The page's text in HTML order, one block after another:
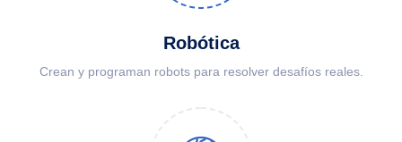
Robótica
Crean y programan robots para resolver desafíos reales.